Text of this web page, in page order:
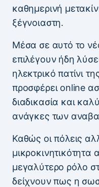
καθημερινή
ξέγνοιαστη.
Μέσα σε αυτό το
επιλέγουν ήδη
ηλεκτρικό πατίνι
προσφέρει online
διαδικασία και
ανάγκες των
Καθώς οι πόλεις
μικροκινητικότητα
μεγαλύτερο ρόλο
δείχνουν πως η